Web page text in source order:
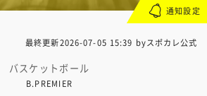
最終更新2026-07-05 15:39 byスポカレ公式
バスケットボール
B.PREMIER
通知設定